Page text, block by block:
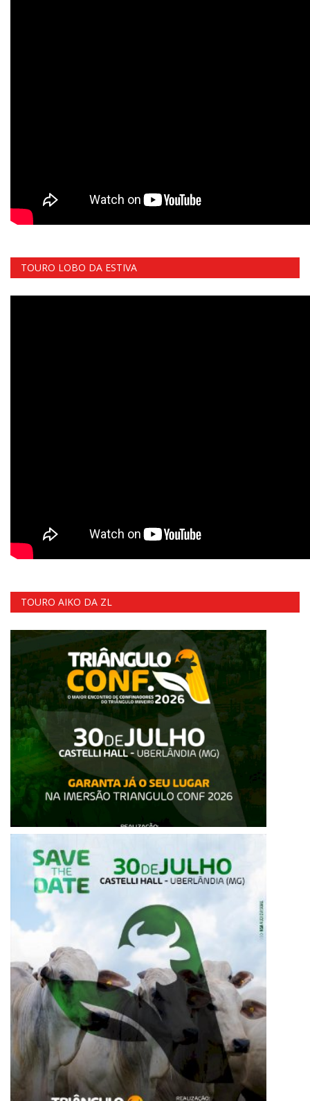
TOURO LOBO DA ESTIVA
TOURO AIKO DA ZL